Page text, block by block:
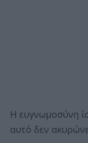
Η ευγνωμοσύνη
αυτό δεν